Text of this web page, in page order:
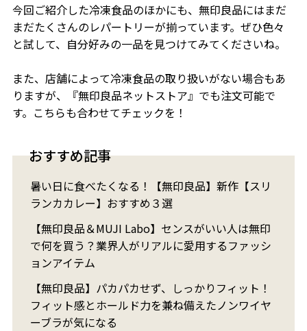
今回ご紹介した冷凍食品のほかにも、無印良品にはまだ
まだたくさんのレパートリーが揃っています。ぜひ色々
と試して、自分好みの一品を見つけてみてくださいね。
また、店舗によって冷凍食品の取り扱いがない場合もあ
りますが、『無印良品ネットストア』でも注文可能で
す。こちらも合わせてチェックを！
おすすめ記事
暑い日に食べたくなる！【無印良品】新作【スリ
ランカカレー】おすすめ３選
【無印良品＆MUJI Labo】センスがいい人は無印
で何を買う？業界人がリアルに愛用するファッシ
ョンアイテム
【無印良品】パカパカせず、しっかりフィット！
フィット感とホールド力を兼ね備えたノンワイヤ
ーブラが気になる